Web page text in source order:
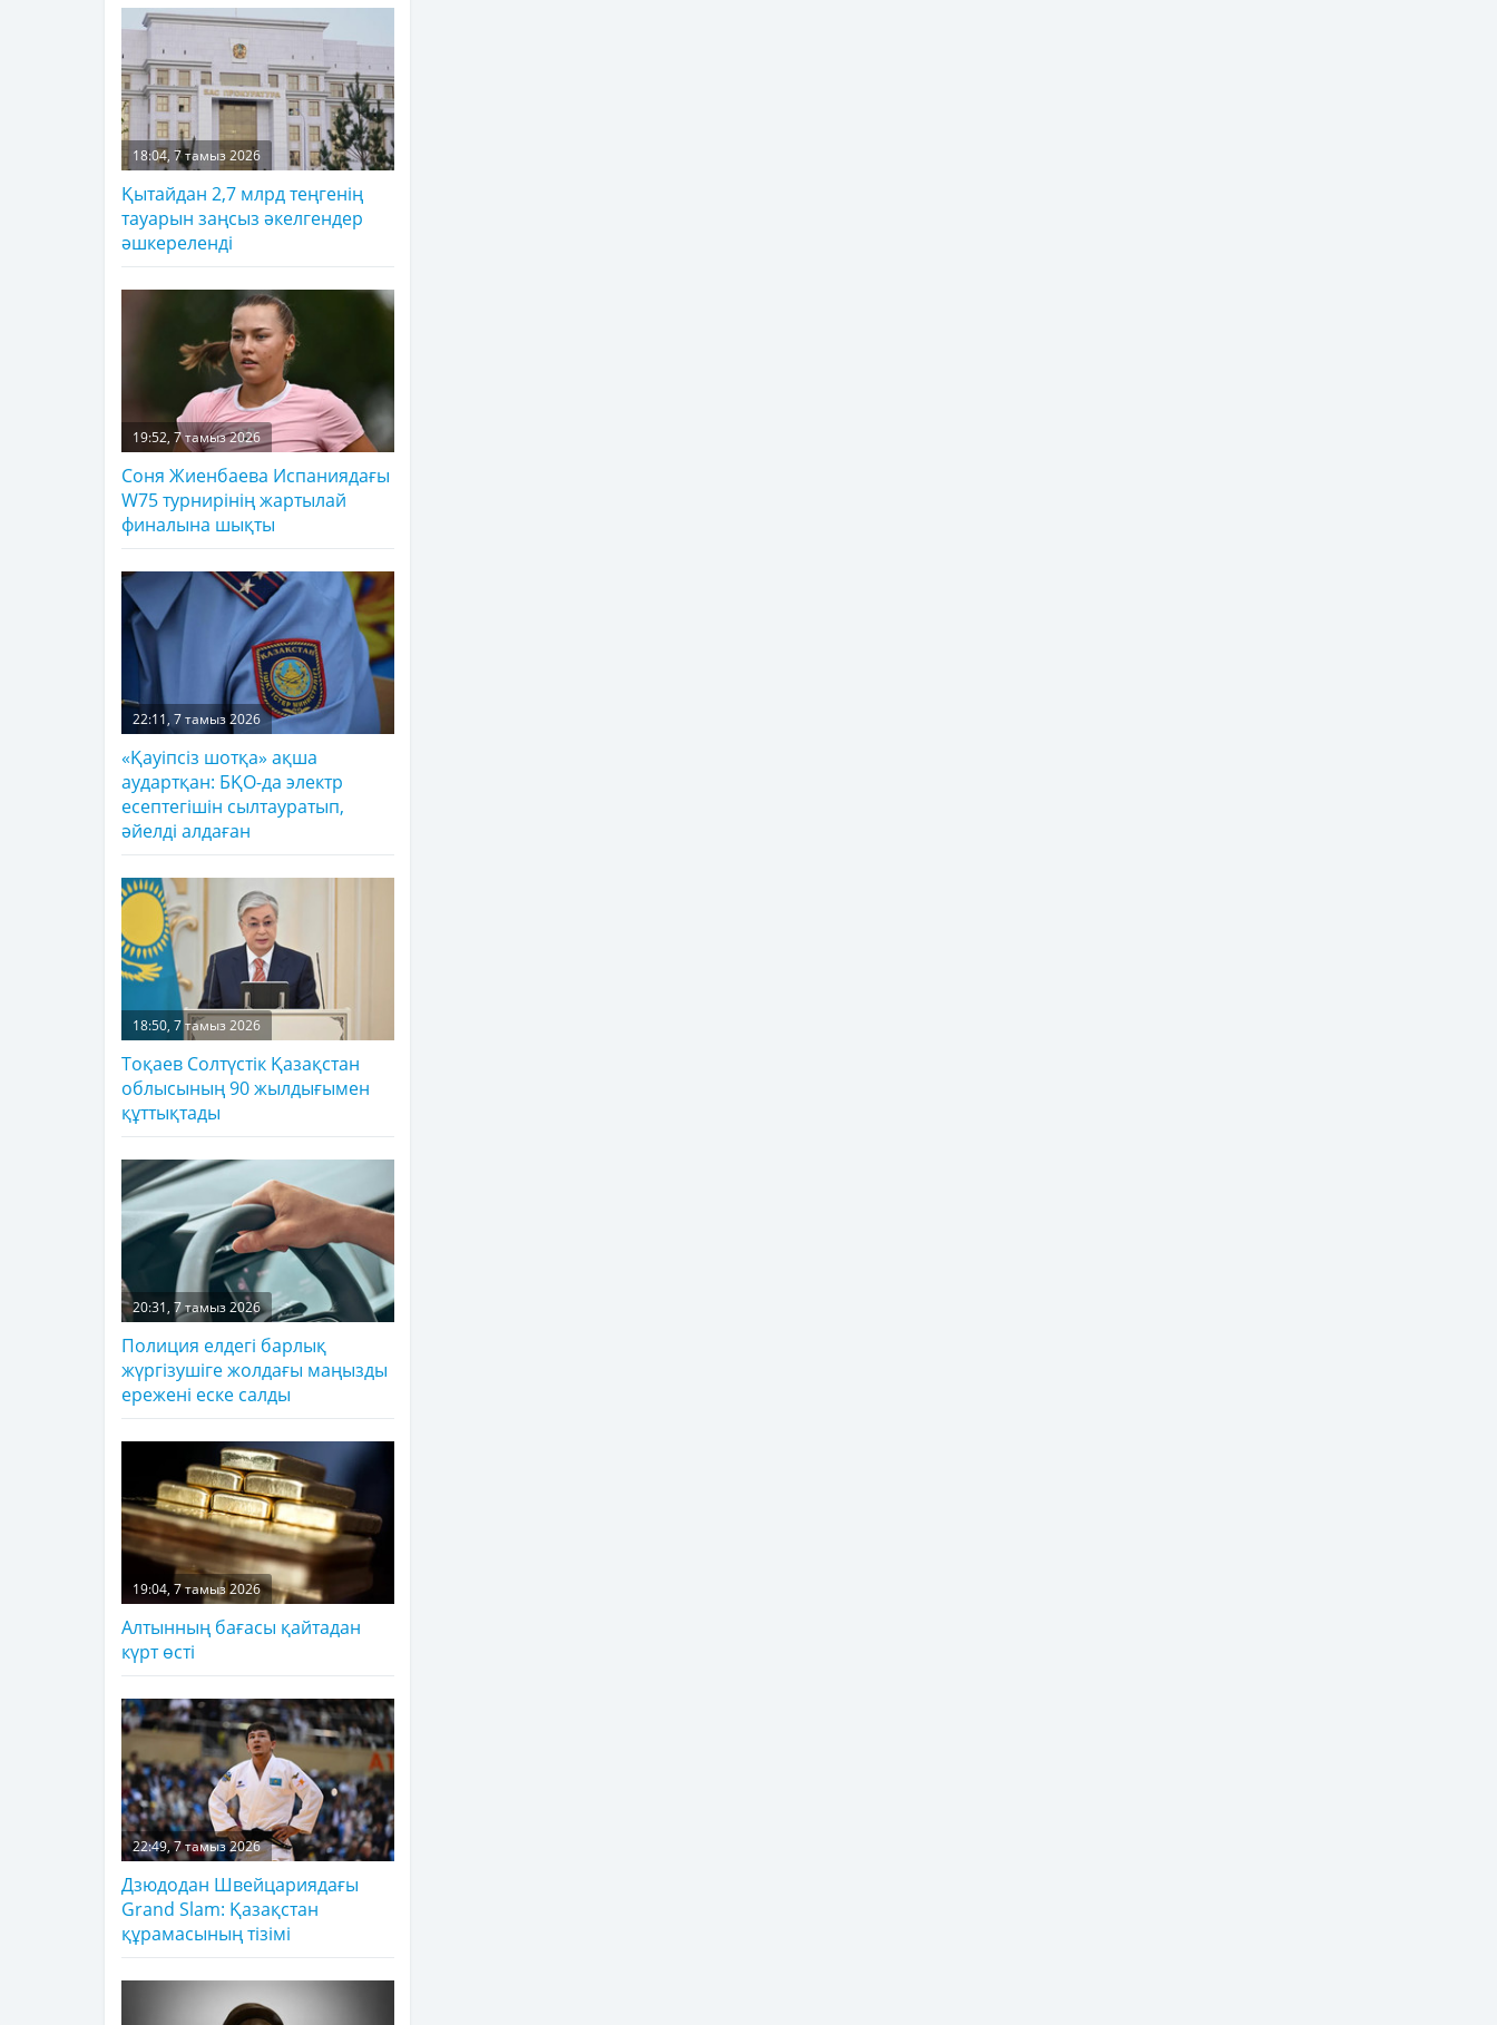
18:04, 7 тамыз 2026
Қытайдан 2,7 млрд теңгенің
тауарын заңсыз әкелгендер
әшкереленді
19:52, 7 тамыз 2026
Соня Жиенбаева Испаниядағы
W75 турнирінің жартылай
финалына шықты
22:11, 7 тамыз 2026
«Қауіпсіз шотқа» ақша
аудартқан: БҚО-да электр
есептегішін сылтауратып,
әйелді алдаған
18:50, 7 тамыз 2026
Тоқаев Солтүстік Қазақстан
облысының 90 жылдығымен
құттықтады
20:31, 7 тамыз 2026
Полиция елдегі барлық
жүргізушіге жолдағы маңызды
ережені еске салды
19:04, 7 тамыз 2026
Алтынның бағасы қайтадан
күрт өсті
22:49, 7 тамыз 2026
Дзюдодан Швейцариядағы
Grand Slam: Қазақстан
құрамасының тізімі